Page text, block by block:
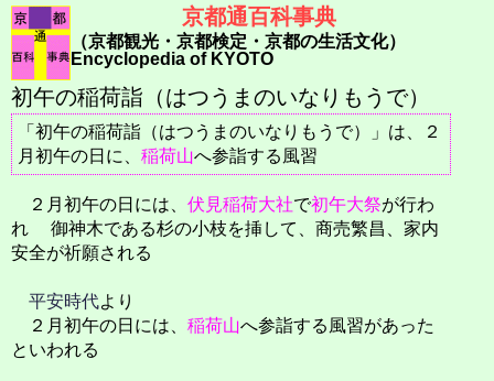
京都通百科事典
（京都観光・京都検定・京都の生活文化）
Encyclopedia of KYOTO
初午の稲荷詣（はつうまのいなりもうで）
「初午の稲荷詣（はつうまのいなりもうで）」は、２
月初午の日に、 稲荷山へ参詣する風習
２月初午の日には、 伏見稲荷大社で初午大祭が行わ
れ 御神木である杉の小枝を挿して、商売繁昌、家内
安全が祈願される
平安時代より
２月初午の日には、 稲荷山へ参詣する風習があった
といわれる